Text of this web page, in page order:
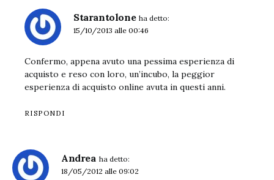
Starantolone ha detto:
15/10/2013 alle 00:46
Confermo, appena avuto una pessima esperienza di
acquisto e reso con loro, un’incubo, la peggior
esperienza di acquisto online avuta in questi anni.
RISPONDI
Andrea ha detto:
18/05/2012 alle 09:02